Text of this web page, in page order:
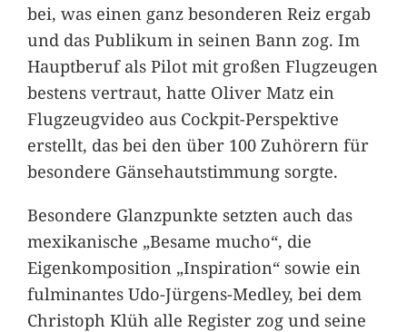
bei, was einen ganz besonderen Reiz ergab
und das Publikum in seinen Bann zog. Im
Hauptberuf als Pilot mit großen Flugzeugen
bestens vertraut, hatte Oliver Matz ein
Flugzeugvideo aus Cockpit-Perspektive
erstellt, das bei den über 100 Zuhörern für
besondere Gänsehautstimmung sorgte.
Besondere Glanzpunkte setzten auch das
mexikanische „Besame mucho“, die
Eigenkomposition „Inspiration“ sowie ein
fulminantes Udo-Jürgens-Medley, bei dem
Christoph Klüh alle Register zog und seine